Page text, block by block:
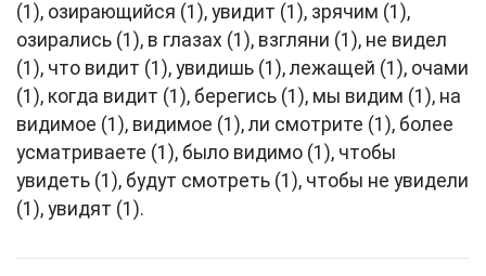
(1), озирающийся (1), увидит (1), зрячим (1),
озирались (1), в глазах (1), взгляни (1), не видел
(1), что видит (1), увидишь (1), лежащей (1), очами
(1), когда видит (1), берегись (1), мы видим (1), на
видимое (1), видимое (1), ли смотрите (1), более
усматриваете (1), было видимо (1), чтобы
увидеть (1), будут смотреть (1), чтобы не увидели
(1), увидят (1).